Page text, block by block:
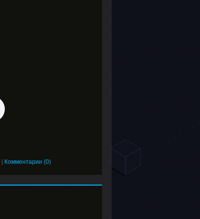
Комментарии (0)